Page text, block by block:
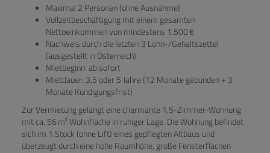
Maximal 2 Personen (ohne Ausnahme)
Vollzeitbeschäftigung mit einem gesamten
Nettoeinkommen von mindestens 1.500 €
Nachweis durch die letzten 3 Lohn-/Gehaltszettel
(ausgestellt in Österreich)
Mietbeginn: ab sofort
Mietdauer: 3,5 oder 5 Jahre (12 Monate gebunden + 3
Monate Kündigungsfrist)
Zur Vermietung gelangt eine charmante 1,5-Zimmer-Wohnung
mit ca. 56 m² Wohnfläche in ruhiger Lage. Die Wohnung befindet
sich im 1.Stock (ohne Lift) eines gepflegten Altbaus und
überzeugt durch eine hohe Raumhöhe, große Fensterflächen